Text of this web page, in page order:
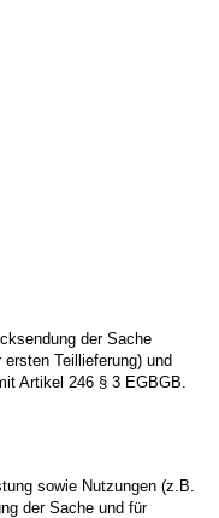
der Sache
Teillieferung) und
Artikel 246 § 3 EGBGB.
sowie Nutzungen (z.B.
der Sache und für